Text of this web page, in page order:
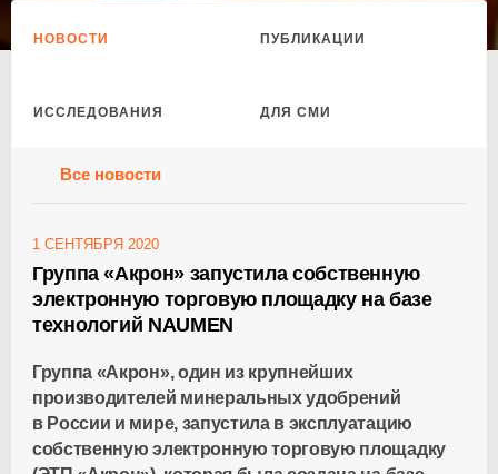
НОВОСТИ ПУБЛИКАЦИИ
ИССЛЕДОВАНИЯ ДЛЯ СМИ
Все новости
1 СЕНТЯБРЯ 2020
Группа «Акрон» запустила собственную
электронную торговую площадку на базе
технологий NAUMEN
Группа «Акрон», один из крупнейших
производителей минеральных удобрений
в России и мире, запустила в эксплуатацию
собственную электронную торговую площадку